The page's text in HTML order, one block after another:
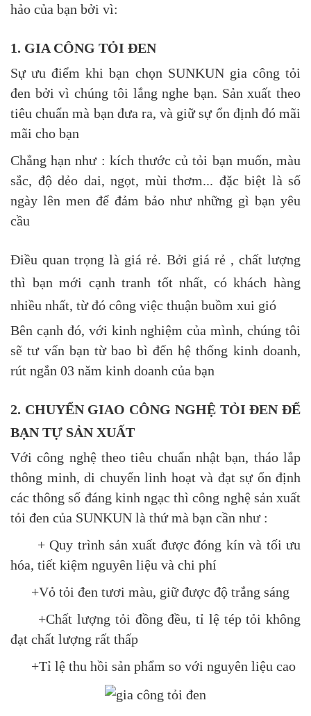
hảo của bạn bởi vì:
1. GIA CÔNG TỎI ĐEN
Sự ưu điểm khi bạn chọn SUNKUN gia công tỏi
đen bởi vì chúng tôi lắng nghe bạn. Sản xuất theo
tiêu chuẩn mà bạn đưa ra, và giữ sự ổn định đó mãi
mãi cho bạn
Chẳng hạn như : kích thước củ tỏi bạn muốn, màu
sắc, độ dẻo dai, ngọt, mùi thơm... đặc biệt là số
ngày lên men để đảm bảo như những gì bạn yêu
cầu
Điều quan trọng là giá rẻ. Bởi giá rẻ , chất lượng
thì bạn mới cạnh tranh tốt nhất, có khách hàng
nhiều nhất, từ đó công việc thuận buồm xui gió
Bên cạnh đó, với kinh nghiệm của mình, chúng tôi
sẽ tư vấn bạn từ bao bì đến hệ thống kinh doanh,
rút ngắn 03 năm kinh doanh của bạn
2. CHUYỂN GIAO CÔNG NGHỆ TỎI ĐEN ĐỂ
BẠN TỰ SẢN XUẤT
Với công nghệ theo tiêu chuẩn nhật bạn, tháo lắp
thông minh, di chuyển linh hoạt và đạt sự ổn định
các thông số đáng kinh ngạc thì công nghệ sản xuất
tỏi đen của SUNKUN là thứ mà bạn cần như :
+ Quy trình sản xuất được đóng kín và tối ưu
hóa, tiết kiệm nguyên liệu và chi phí
+Vỏ tỏi đen tươi màu, giữ được độ trắng sáng
+Chất lượng tỏi đồng đều, tỉ lệ tép tỏi không
đạt chất lượng rất thấp
+Tỉ lệ thu hồi sản phẩm so với nguyên liệu cao